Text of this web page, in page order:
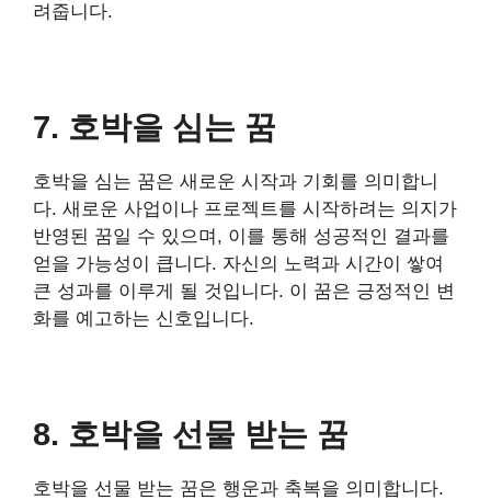
려줍니다.
7. 호박을 심는 꿈
호박을 심는 꿈은 새로운 시작과 기회를 의미합니
다. 새로운 사업이나 프로젝트를 시작하려는 의지가
반영된 꿈일 수 있으며, 이를 통해 성공적인 결과를
얻을 가능성이 큽니다. 자신의 노력과 시간이 쌓여
큰 성과를 이루게 될 것입니다. 이 꿈은 긍정적인 변
화를 예고하는 신호입니다.
8. 호박을 선물 받는 꿈
호박을 선물 받는 꿈은 행운과 축복을 의미합니다.